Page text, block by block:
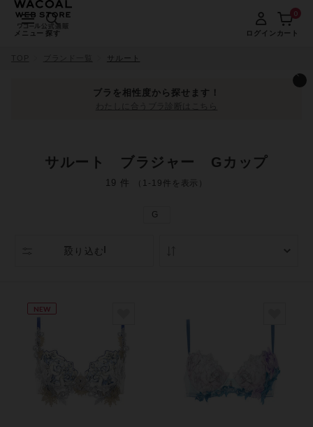
メニュー 探す ログイン カート
0
サルート
ブラを相性度から探せます！
サルート ブラジャー Gカップ
19 件 （1-19件を表示）
G
絞り込む
NEW